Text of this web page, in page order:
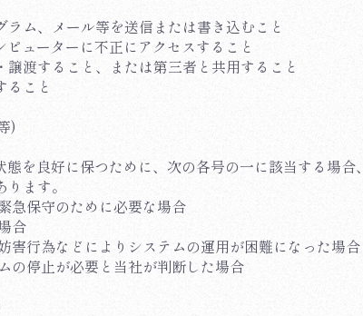
ム、メール等を送信または書き込むこと
ューターに不正にアクセスすること
渡すること、または第三者と共用すること
ること
)
態を良好に保つために、次の各号の一に該当する場
ます。
急保守のために必要な場合
合
害行為などによりシステムの運用が困難になった場合
の停止が必要と当社が判断した場合